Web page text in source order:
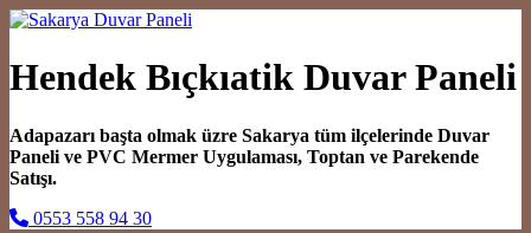
Hendek Bıçkıatik Duvar Paneli
Adapazarı başta olmak üzre Sakarya tüm ilçelerinde Duvar
Paneli ve PVC Mermer Uygulaması, Toptan ve Parekende
Satışı.
0553 558 94 30